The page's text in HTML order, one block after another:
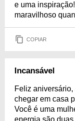
e uma
maravilhoso
COPIAR
Incansável
Feliz
chegar em casa
Você é uma
energia são duas